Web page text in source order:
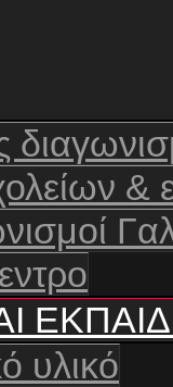
&
υλικό